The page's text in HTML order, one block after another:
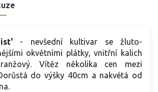
Představuje ideální volbu pro pěstitele,
zahrady vnést nádech sofistikovanosti,
- nevšední kultivar se žluto-
okvětními plátky, vnitřní kalich
Vítěz několika cen mezi
do výšky 40cm a nakvétá od